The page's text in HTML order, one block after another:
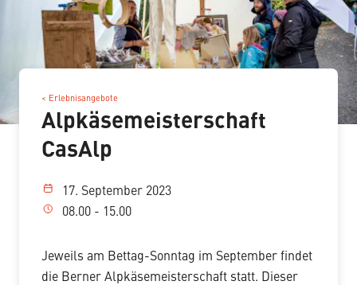
< Erlebnisangebote
Alpkäsemeisterschaft
CasAlp
17. September 2023
08.00 - 15.00
Jeweils am Bettag-Sonntag im September findet
die Berner Alpkäsemeisterschaft statt. Dieser